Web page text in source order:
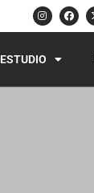
ESTUDIO